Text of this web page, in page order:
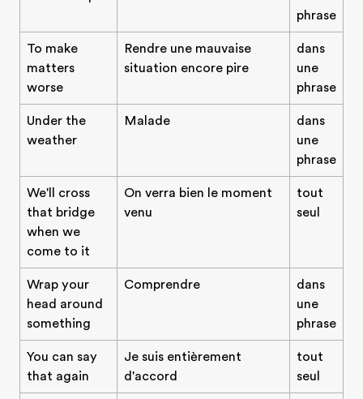
phrase
To make
matters
worse
Rendre une mauvaise
situation encore pire
dans
une
phrase
Under the
weather
Malade
dans
une
phrase
We'll cross
that bridge
when we
come to it
On verra bien le moment
venu
tout
seul
Wrap your
head around
something
Comprendre
dans
une
phrase
You can say
that again
Je suis entièrement
d'accord
tout
seul